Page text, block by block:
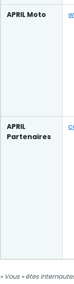
APRIL Moto
APRIL
Partenaires
« Vous » êtes